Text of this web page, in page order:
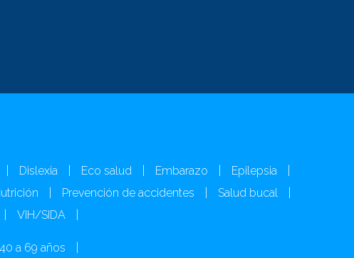
Dislexia Eco salud Embarazo Epilepsia
Prevención de accidentes Salud bucal
VIH/SIDA
40 a 69 años